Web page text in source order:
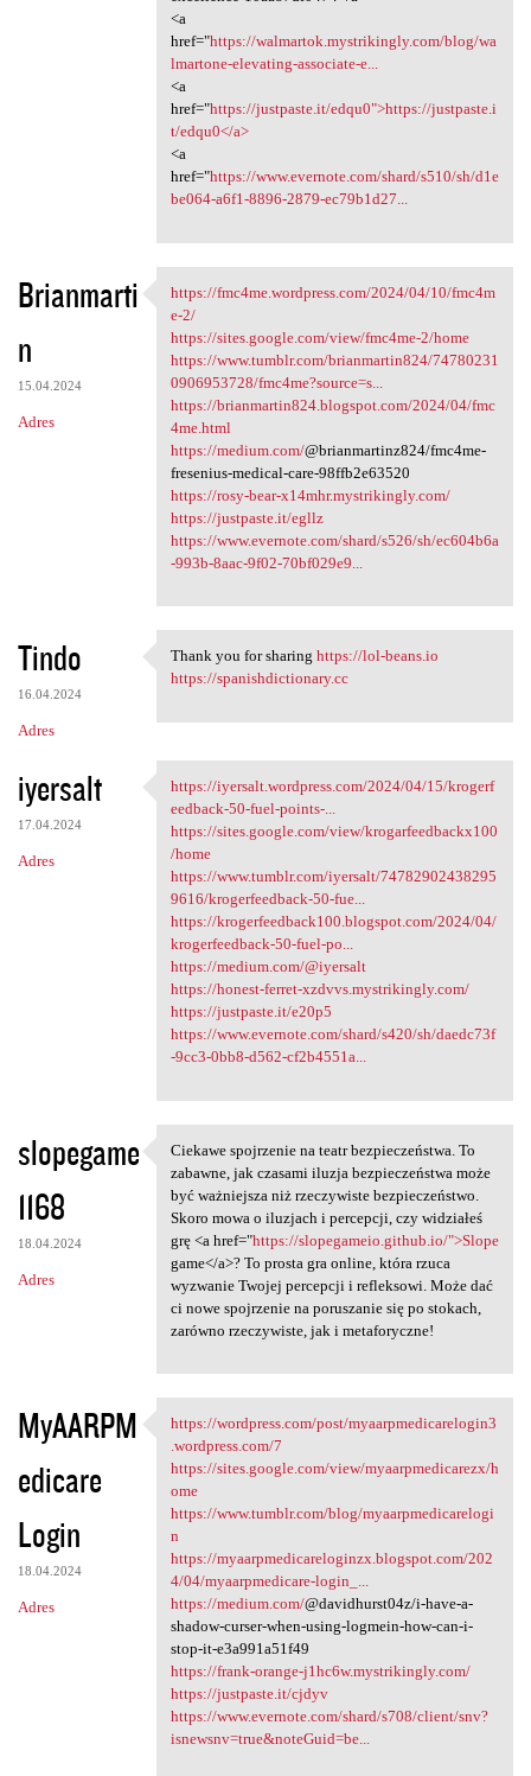
<a
href="https://walmartok.mystrikingly.com/blog/wa
lmartone-elevating-associate-e...
<a
href="https://justpaste.it/edqu0">https://justpaste.i
t/edqu0</a>
<a
href="https://www.evernote.com/shard/s510/sh/d1e
be064-a6f1-8896-2879-ec79b1d27...
Brianmarti
n
15.04.2024
Adres
https://fmc4me.wordpress.com
https://fmc4me.wordpress.com/2024/04/10/fmc4m
e-2/
https://sites.google.com/view/fmc4me-2/home
https://www.tumblr.com/brianmartin824/74780231
0906953728/fmc4me?source=s...
https://brianmartin824.blogspot.com/2024/04/fmc
4me.html
https://medium.com/@brianmartinz824/fmc4me-
fresenius-medical-care-98ffb2e63520
https://rosy-bear-x14mhr.mystrikingly.com/
https://justpaste.it/egllz
https://www.evernote.com/shard/s526/sh/ec604b6a
-993b-8aac-9f02-70bf029e9...
Tindo
16.04.2024
Adres
Thank you for sharing https:/
Thank you for sharing https://lol-beans.io
https://spanishdictionary.cc
iyersalt
17.04.2024
Adres
https://iyersalt.wordpress
https://iyersalt.wordpress.com/2024/04/15/krogerf
eedback-50-fuel-points-...
https://sites.google.com/view/krogarfeedbackx100
/home
https://www.tumblr.com/iyersalt/74782902438295
9616/krogerfeedback-50-fue...
https://krogerfeedback100.blogspot.com/2024/04/
krogerfeedback-50-fuel-po...
https://medium.com/@iyersalt
https://honest-ferret-xzdvvs.mystrikingly.com/
https://justpaste.it/e20p5
https://www.evernote.com/shard/s420/sh/daedc73f
-9cc3-0bb8-d562-cf2b4551a...
slopegame
1168
18.04.2024
Adres
Ciekawe spojrzenie na teatr
Ciekawe spojrzenie na teatr bezpieczeństwa. To
zabawne, jak czasami iluzja bezpieczeństwa może
być ważniejsza niż rzeczywiste bezpieczeństwo.
Skoro mowa o iluzjach i percepcji, czy widziałeś
grę <a href="https://slopegameio.github.io/">Slope
game</a>? To prosta gra online, która rzuca
wyzwanie Twojej percepcji i refleksowi. Może dać
ci nowe spojrzenie na poruszanie się po stokach,
zarówno rzeczywiste, jak i metaforyczne!
MyAARPM
edicare
Login
18.04.2024
Adres
https://wordpress.com/post
https://wordpress.com/post/myaarpmedicarelogin3
.wordpress.com/7
https://sites.google.com/view/myaarpmedicarezx/h
ome
https://www.tumblr.com/blog/myaarpmedicarelogi
n
https://myaarpmedicareloginzx.blogspot.com/202
4/04/myaarpmedicare-login_...
https://medium.com/@davidhurst04z/i-have-a-
shadow-curser-when-using-logmein-how-can-i-
stop-it-e3a991a51f49
https://frank-orange-j1hc6w.mystrikingly.com/
https://justpaste.it/cjdyv
https://www.evernote.com/shard/s708/client/snv?
isnewsnv=true&noteGuid=be...